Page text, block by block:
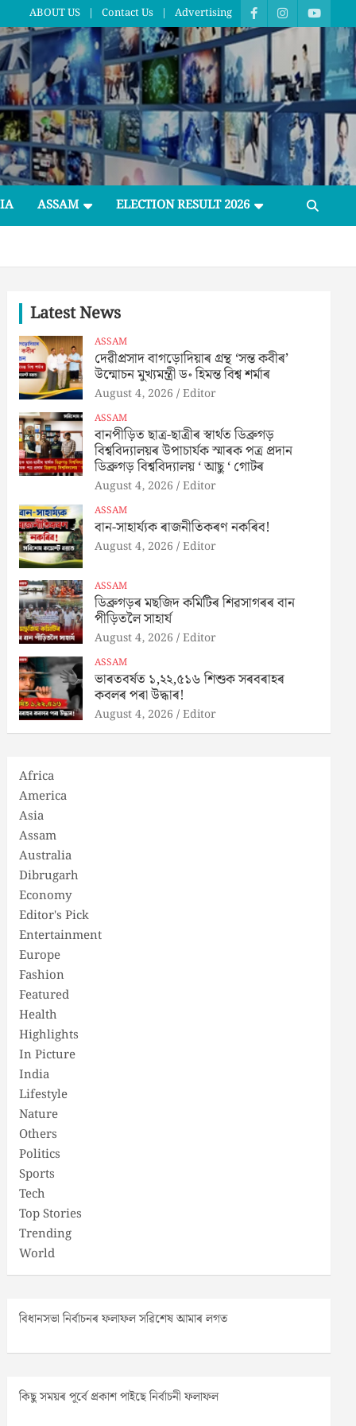
ABOUT US Contact Us Advertising
ASSAM ELECTION RESULT 2026
Latest News
ASSAM
দেৱীপ্ৰসাদ বাগড়োদিয়াৰ গ্ৰন্থ ‘সন্ত কবীৰ’
উন্মোচন মুখ্যমন্ত্ৰী ড॰ হিমন্ত বিশ্ব শৰ্মাৰ
August 4, 2026 Editor
ASSAM
বানপীড়িত ছাত্ৰ-ছাত্ৰীৰ স্বাৰ্থত ডিব্ৰুগড়
বিশ্ববিদ্যালয়ৰ উপাচাৰ্যক স্মাৰক পত্ৰ প্ৰদান
ডিব্ৰুগড় বিশ্ববিদ্যালয় ‘ আছু ‘ গোটৰ
August 4, 2026 Editor
ASSAM
বান-সাহাৰ্য্যক ৰাজনীতিকৰণ নকৰিব!
August 4, 2026 Editor
ASSAM
ডিব্ৰুগড়ৰ মছজিদ কমিটিৰ শিৱসাগৰৰ বান
পীড়িতলৈ সাহাৰ্য
August 4, 2026 Editor
ASSAM
ভাৰতবৰ্ষত ১,২২,৫১৬ শিশুক সৰবৰাহৰ
কবলৰ পৰা উদ্ধাৰ!
August 4, 2026 Editor
Africa
America
Asia
Assam
Australia
Dibrugarh
Economy
Editor's Pick
Entertainment
Europe
Fashion
Featured
Health
Highlights
In Picture
India
Lifestyle
Nature
Others
Politics
Sports
Tech
Top Stories
Trending
World
বিধানসভা নিৰ্বাচনৰ ফলাফল সৱিশেষ আমাৰ লগত
কিছু সময়ৰ পূৰ্বে প্ৰকাশ পাইছে নিৰ্বাচনী ফলাফল